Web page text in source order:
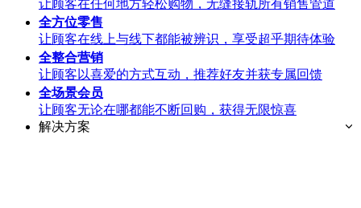
让顾客在任何地方轻松购物，无缝接轨所有销售管道
全方位零售
让顾客在线上与线下都能被辨识，享受超乎期待体验
全整合营销
让顾客以喜爱的方式互动，推荐好友并获专属回馈
全场景会员
让顾客无论在哪都能不断回购，获得无限惊喜
解决方案